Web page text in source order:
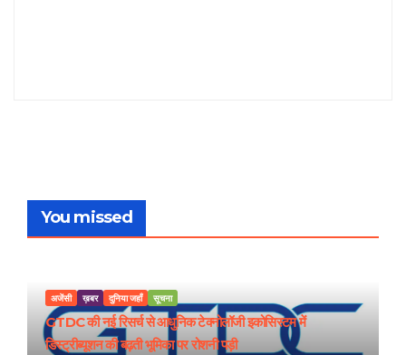
You missed
अजेंसी ख़बर दुनिया जहाँ सूचना
GTDC की नई रिसर्च से आधुनिक टेक्नोलॉजी इकोसिस्टम में
डिस्ट्रीब्यूशन की बढ़ती भूमिका पर रोशनी पड़ी